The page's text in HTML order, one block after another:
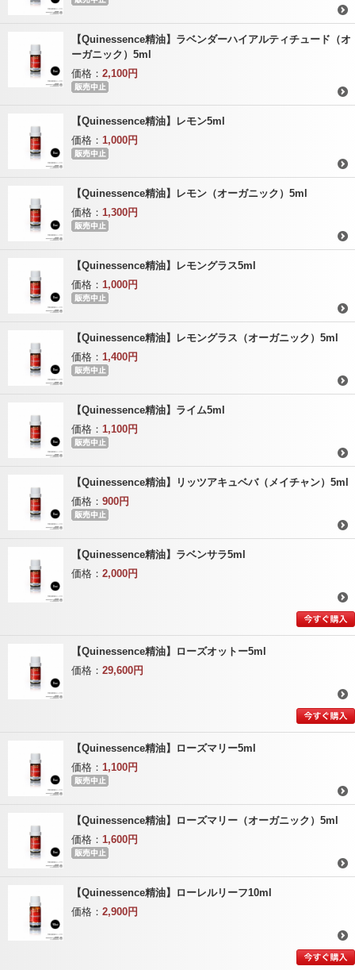
【Quinessence精油】ラベンダーハイアルティチュード（オ
ーガニック）5ml
価格： 2,100円
【Quinessence精油】レモン5ml
価格： 1,000円
【Quinessence精油】レモン（オーガニック）5ml
価格： 1,300円
【Quinessence精油】レモングラス5ml
価格： 1,000円
【Quinessence精油】レモングラス（オーガニック）5ml
価格： 1,400円
【Quinessence精油】ライム5ml
価格： 1,100円
【Quinessence精油】リッツアキュベバ（メイチャン）5ml
価格： 900円
【Quinessence精油】ラベンサラ5ml
価格： 2,000円
【Quinessence精油】ローズオットー5ml
価格： 29,600円
【Quinessence精油】ローズマリー5ml
価格： 1,100円
【Quinessence精油】ローズマリー（オーガニック）5ml
価格： 1,600円
【Quinessence精油】ローレルリーフ10ml
価格： 2,900円